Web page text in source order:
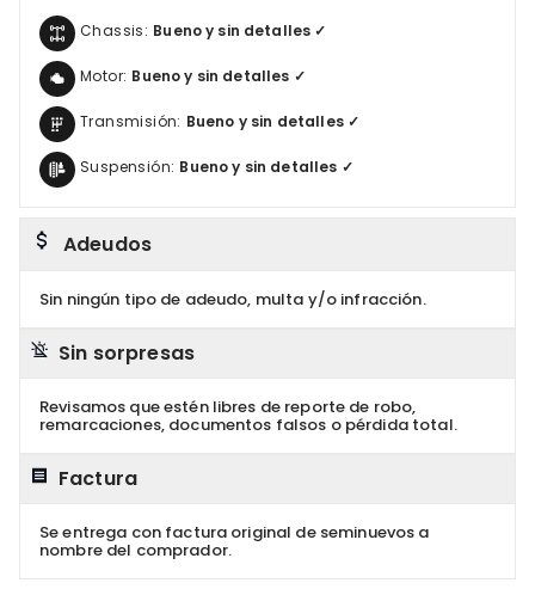
Chassis: Bueno y sin detalles ✓
Motor: Bueno y sin detalles ✓
Transmisión: Bueno y sin detalles ✓
Suspensión: Bueno y sin detalles ✓
Adeudos
Sin ningún tipo de adeudo, multa y/o infracción.
Sin sorpresas
Revisamos que estén libres de reporte de robo,
remarcaciones, documentos falsos o pérdida total.
Factura
Se entrega con factura original de seminuevos a
nombre del comprador.